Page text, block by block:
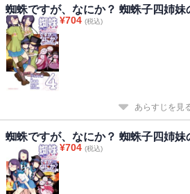
蜘蛛ですが、なにか？ 蜘蛛子四姉
¥704 (税込)
あらすじを見
蜘蛛ですが、なにか？ 蜘蛛子四姉
¥704 (税込)